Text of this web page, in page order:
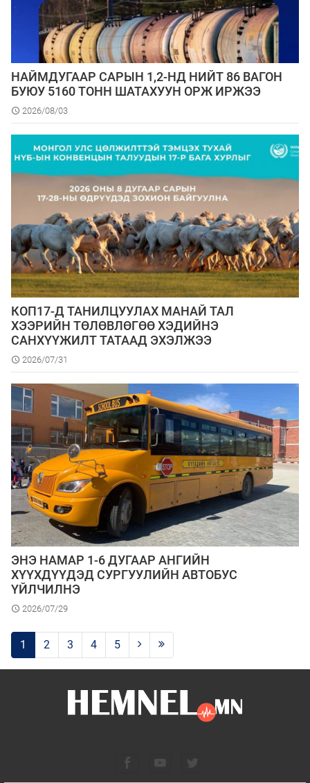
НАЙМДУГААР САРЫН 1,2-НД НИЙТ 86 ВАГОН
БУЮУ 5160 ТОНН ШАТАХУУН ОРЖ ИРЖЭЭ
2026/08/03
КОП17-Д ТАНИЛЦУУЛАХ МАНАЙ ТАЛ
ХЭЭРИЙН ТӨЛӨВЛӨГӨӨ ХЭДИЙНЭ
САНХҮҮЖИЛТ ТАТААД ЭХЭЛЖЭЭ
2026/07/31
ЭНЭ НАМАР 1-6 ДУГААР АНГИЙН
ХҮҮХДҮҮДЭД СУРГУУЛИЙН АВТОБУС
ҮЙЛЧИЛНЭ
2026/07/29
1 2 3 4 5